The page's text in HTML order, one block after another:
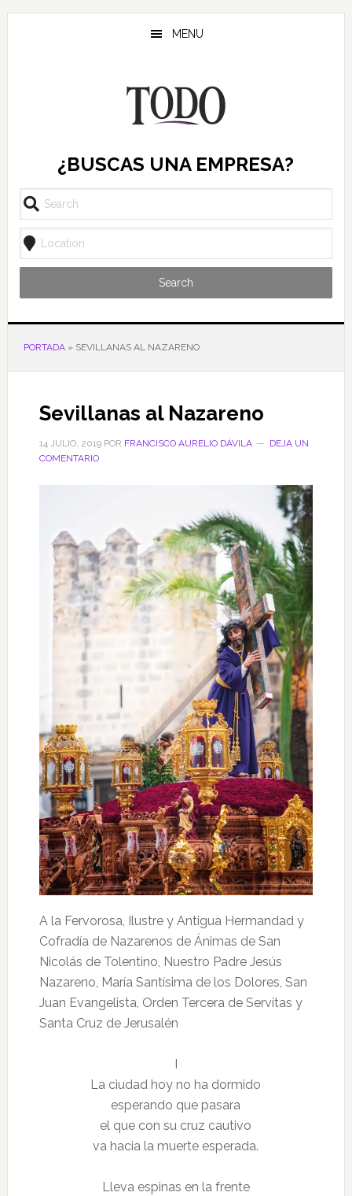
Saltar
Saltar
Saltar
MENU
¿BUSCAS UNA EMPRESA?
Search
PORTADA» SEVILLANAS AL NAZARENO
Sevillanas al Nazareno
14 JULIO, 2019POR FRANCISCO AURELIO DÁVILA
DEJA UN
COMENTARIO
A la Fervorosa, Ilustre y Antigua Hermandad y
Cofradía de Nazarenos de Ánimas de San
Nicolás de Tolentino, Nuestro Padre Jesús
Nazareno, María Santísima de los Dolores, San
Juan Evangelista, Orden Tercera de Servitas y
Santa Cruz de Jerusalén
I
La ciudad hoy no ha dormido
esperando que pasara
el que con su cruz cautivo
va hacia la muerte esperada.
Lleva espinas en la frente